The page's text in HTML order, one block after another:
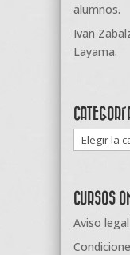
alumnos.
Ivan
Layama.
Categorías
CURSOS
Aviso legal